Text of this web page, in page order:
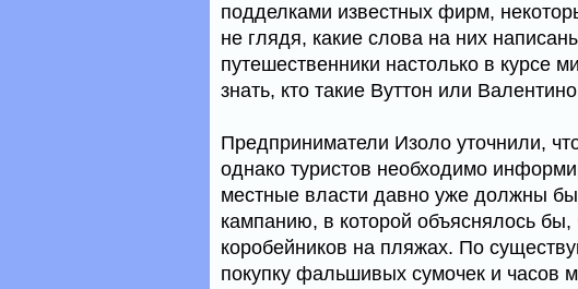
подделками известных фирм,
не глядя, какие слова на них
путешественники настолько в курсе
знать, кто такие Вуттон или
Предприниматели Изоло уточнили,
однако туристов необходимо
местные власти давно уже должны
кампанию, в которой объяснялось бы,
коробейников на пляжах. По
покупку фальшивых сумочек и часов